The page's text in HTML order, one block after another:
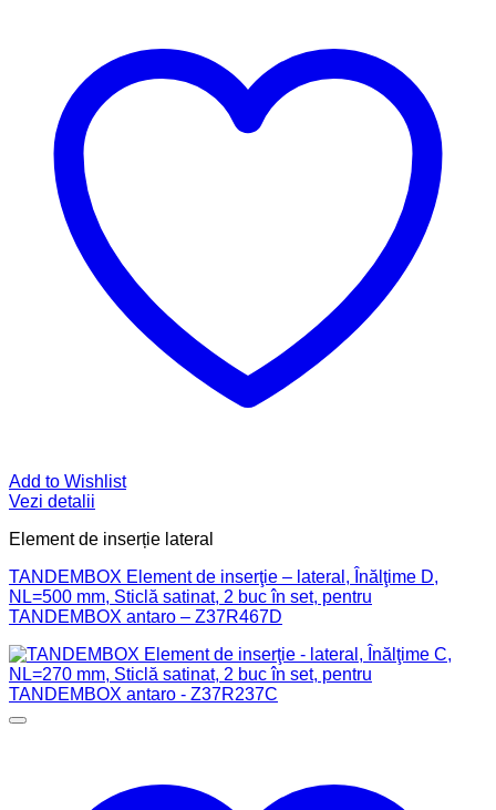
Add to Wishlist
Vezi detalii
Element de inserție lateral
TANDEMBOX Element de inserţie – lateral, Înălţime D,
NL=500 mm, Sticlă satinat, 2 buc în set, pentru
TANDEMBOX antaro – Z37R467D